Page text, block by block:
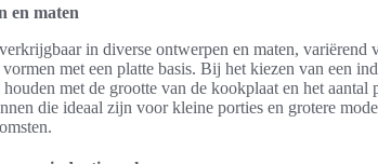
en maten
in diverse ontwerpen en maten, variërend
met een platte basis. Bij het kiezen van een
met de grootte van de kookplaat en het aantal
die ideaal zijn voor kleine porties en grotere